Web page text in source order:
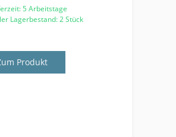
5 Arbeitstage
Lagerbestand: 2 Stück
Produkt